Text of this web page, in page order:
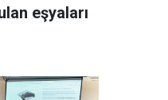
eşyaları